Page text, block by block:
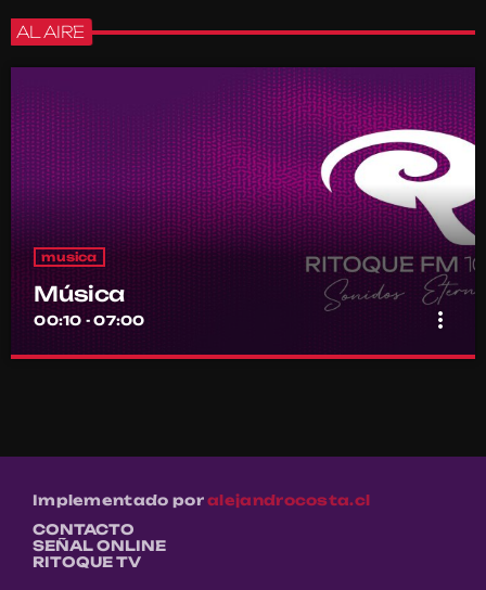
AL AIRE
musica
Música
00:10 - 07:00 more_vert
Música
Implementado poralejandrocosta.cl
CONTACTO
SEÑAL ONLINE
RITOQUE TV